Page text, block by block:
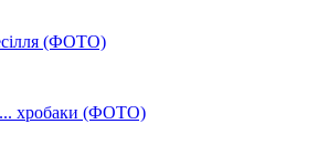
(ФОТО)
... хробаки (ФОТО)